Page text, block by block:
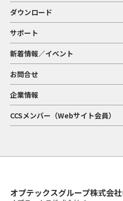
ダウンロード
サポート
新着情報／イベント
お問合せ
企業情報
CCSメンバー（Webサイト会員）
オプテックスグループ株式会社